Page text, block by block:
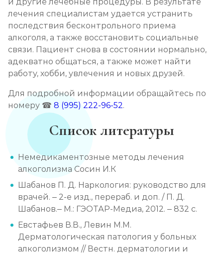
лечения специалистам удается устранить
последствия бесконтрольного приема
алкоголя, а также восстановить социальные
связи. Пациент снова в состоянии нормально,
адекватно общаться, а также может найти
работу, хобби, увлечения и новых друзей.
Для подробной информации обращайтесь по
номеру ☎ 8 (995) 222-96-52.
Список литературы
Немедикаментозные методы лечения
алкоголизма Сосин И.К
Шабанов П. Д. Наркология: руководство для
врачей. – 2-е изд., перераб. и доп. / П. Д.
Шабанов.– М.: ГЭОТАР-Медиа, 2012. – 832 с.
Евстафьев В.В., Левин М.М.
Дерматологическая патология у больных
алкоголизмом // Вестн. дерматологии и